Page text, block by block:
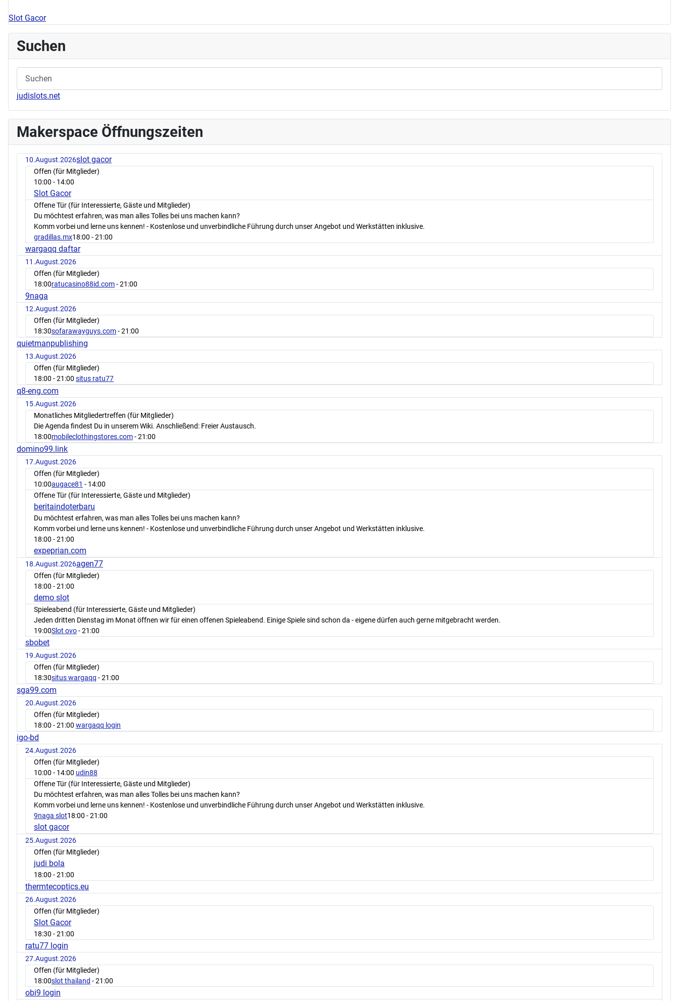
Slot Gacor
Suchen
judislots.net
Makerspace Öffnungszeiten
10.August.2026slot gacor
Offen (für Mitglieder)
10:00 - 14:00
Slot Gacor
Offene Tür (für Interessierte, Gäste und Mitglieder)
Du möchtest erfahren, was man alles Tolles bei uns machen kann?
Komm vorbei und lerne uns kennen! - Kostenlose und unverbindliche Führung durch unser Angebot und Werkstätten inklusive.
gradillas.mx18:00 - 21:00
wargaqq daftar
11.August.2026
Offen (für Mitglieder)
18:00ratucasino88id.com- 21:00
9naga
12.August.2026
Offen (für Mitglieder)
18:30sofarawayguys.com- 21:00
quietmanpublishing
13.August.2026
Offen (für Mitglieder)
18:00 - 21:00 situs ratu77
q8-eng.com
15.August.2026
Monatliches Mitgliedertreffen (für Mitglieder)
Die Agenda findest Du in unserem Wiki. Anschließend: Freier Austausch.
18:00mobileclothingstores.com- 21:00
domino99.link
17.August.2026
Offen (für Mitglieder)
10:00augace81 - 14:00
Offene Tür (für Interessierte, Gäste und Mitglieder)
beritaindoterbaru
Du möchtest erfahren, was man alles Tolles bei uns machen kann?
Komm vorbei und lerne uns kennen! - Kostenlose und unverbindliche Führung durch unser Angebot und Werkstätten inklusive.
18:00 - 21:00
expeprian.com
18.August.2026agen77
Offen (für Mitglieder)
18:00 - 21:00
demo slot
Spieleabend (für Interessierte, Gäste und Mitglieder)
Jeden dritten Dienstag im Monat öffnen wir für einen offenen Spieleabend. Einige Spiele sind schon da - eigene dürfen auch gerne mitgebracht werden.
19:00Slot ovo- 21:00
sbobet
19.August.2026
Offen (für Mitglieder)
18:30situs wargaqq - 21:00
sga99.com
20.August.2026
Offen (für Mitglieder)
18:00 - 21:00 wargaqq login
igo-bd
24.August.2026
Offen (für Mitglieder)
10:00 - 14:00 udin88
Offene Tür (für Interessierte, Gäste und Mitglieder)
Du möchtest erfahren, was man alles Tolles bei uns machen kann?
Komm vorbei und lerne uns kennen! - Kostenlose und unverbindliche Führung durch unser Angebot und Werkstätten inklusive.
9naga slot18:00 - 21:00
slot gacor
25.August.2026
Offen (für Mitglieder)
judi bola
18:00 - 21:00
thermtecoptics.eu
26.August.2026
Offen (für Mitglieder)
Slot Gacor
18:30 - 21:00
ratu77 login
27.August.2026
Offen (für Mitglieder)
18:00slot thailand - 21:00
obi9 login